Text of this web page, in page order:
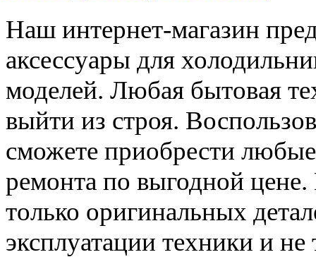
Наш интернет-магазин
аксессуары для
моделей. Любая бытовая
выйти из строя.
сможете приобрести
ремонта по выгодной
только оригинальных
эксплуатации техники и